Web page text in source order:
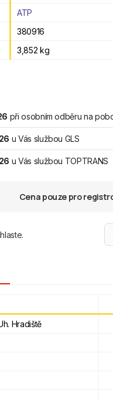
ATP
380916
3,852 kg
při osobním odběru na
u Vás službou GLS
u Vás službou TOPTRANS
Cena pouze pro
Hradiště